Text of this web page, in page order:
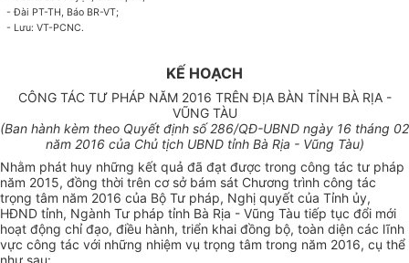
- Đài PT-TH, Báo BR-VT;
- Lưu: VT-PCNC.
KẾ HOẠCH
CÔNG TÁC TƯ PHÁP NĂM 2016 TRÊN ĐỊA BÀN TỈNH BÀ RỊA -
VŨNG TÀU
(Ban hành kèm theo Quyết định số 286/QĐ-UBND ngày 16 tháng 02
năm 2016 của Chủ tịch UBND tỉnh Bà Rịa - Vũng Tàu)
Nhằm phát huy những kết quả đã đạt được trong công tác tư pháp
năm 2015, đồng thời trên cơ sở bám sát Chương trình công tác
trọng tâm năm 2016 của Bộ Tư pháp, Nghị quyết của Tỉnh ủy,
HĐND tỉnh, Ngành Tư pháp tỉnh Bà Rịa - Vũng Tàu tiếp tục đổi mới
hoạt động chỉ đạo, điều hành, triển khai đồng bộ, toàn diện các lĩnh
vực công tác với những nhiệm vụ trọng tâm trong năm 2016, cụ thể
như sau: